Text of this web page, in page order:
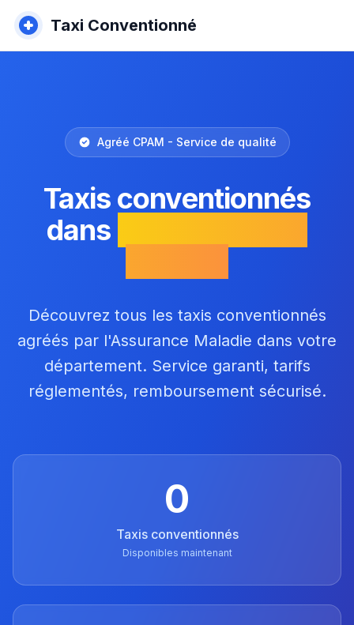
Taxi Conventionné
Agréé CPAM - Service de qualité
Taxis conventionnés
dans
Découvrez tous les taxis conventionnés
agréés par l'Assurance Maladie dans votre
département. Service garanti, tarifs
réglementés, remboursement sécurisé.
0
Taxis conventionnés
Disponibles maintenant